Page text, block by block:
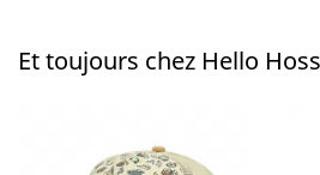
Et toujours chez Hello